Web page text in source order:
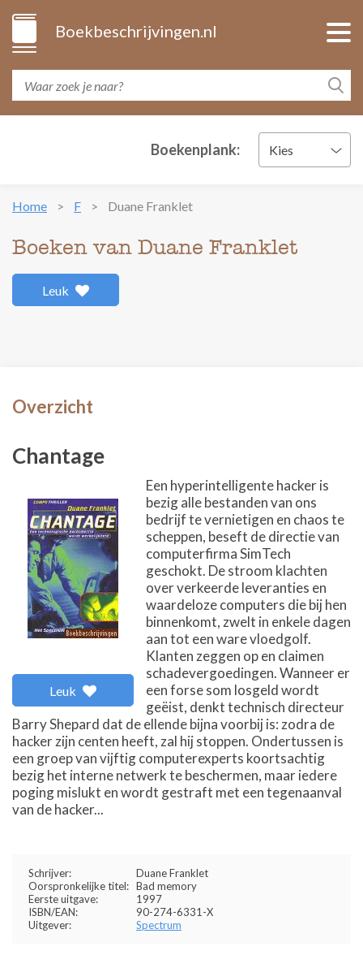
Boekbeschrijvingen.nl
Boekenplank: Kies
Home F Duane Franklet
Boeken van Duane Franklet
Leuk
Overzicht
Chantage
Leuk
Een hyperintelligente hacker is
bezig alle bestanden van ons
bedrijf te vernietigen en chaos te
scheppen, beseft de directie van
computerfirma SimTech
geschokt. De stroom klachten
over verkeerde leveranties en
waardeloze computers die bij hen
binnenkomt, zwelt in enkele dagen
aan tot een ware vloedgolf.
Klanten zeggen op en claimen
schadevergoedingen. Wanneer er
een forse som losgeld wordt
geëist, denkt technisch directeur
Barry Shepard dat de ellende bijna voorbij is: zodra de
hacker zijn centen heeft, zal hij stoppen. Ondertussen is
een groep van vijftig computerexperts koortsachtig
bezig het interne netwerk te beschermen, maar iedere
poging mislukt en wordt gestraft met een tegenaanval
van de hacker...
Schrijver:
Duane Franklet
Oorspronkelijke titel: Bad memory
Eerste uitgave:
1997
ISBN/EAN:
90-274-6331-X
Uitgever:
Spectrum